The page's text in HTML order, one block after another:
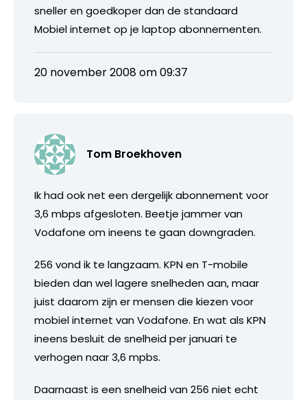
sneller en goedkoper dan de standaard
Mobiel internet op je laptop abonnementen.
20 november 2008 om 09:37
Tom Broekhoven
Ik had ook net een dergelijk abonnement voor
3,6 mbps afgesloten. Beetje jammer van
Vodafone om ineens te gaan downgraden.
256 vond ik te langzaam. KPN en T-mobile
bieden dan wel lagere snelheden aan, maar
juist daarom zijn er mensen die kiezen voor
mobiel internet van Vodafone. En wat als KPN
ineens besluit de snelheid per januari te
verhogen naar 3,6 mpbs.
Daarnaast is een snelheid van 256 niet echt